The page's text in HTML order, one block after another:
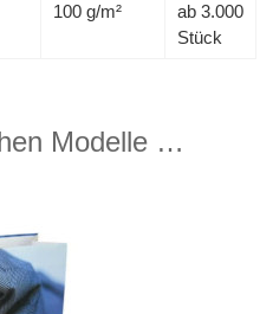
100 g/m²
ab 3.000
Stück
Modelle …